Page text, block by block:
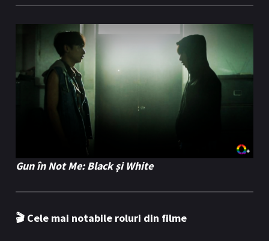
Gun în Not Me: Black și White
🎬 Cele mai notabile roluri din filme